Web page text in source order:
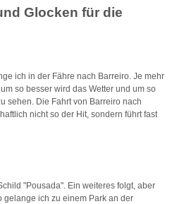
Glocken für die
ich in der Fähre nach Barreiro. Je mehr
so besser wird das Wetter und um so
sehen. Die Fahrt von Barreiro nach
nicht so der Hit, sondern führt fast
"Pousada". Ein weiteres folgt, aber
gelange ich zu einem Park an der